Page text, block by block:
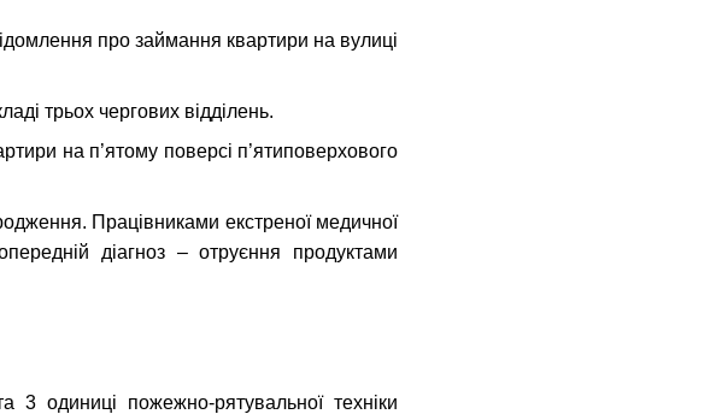
про займання квартири на вулиці
трьох чергових відділень.
на п’ятому поверсі п’ятиповерхового
Працівниками екстреної медичної
діагноз – отруєння продуктами
3 одиниці пожежно-рятувальної техніки